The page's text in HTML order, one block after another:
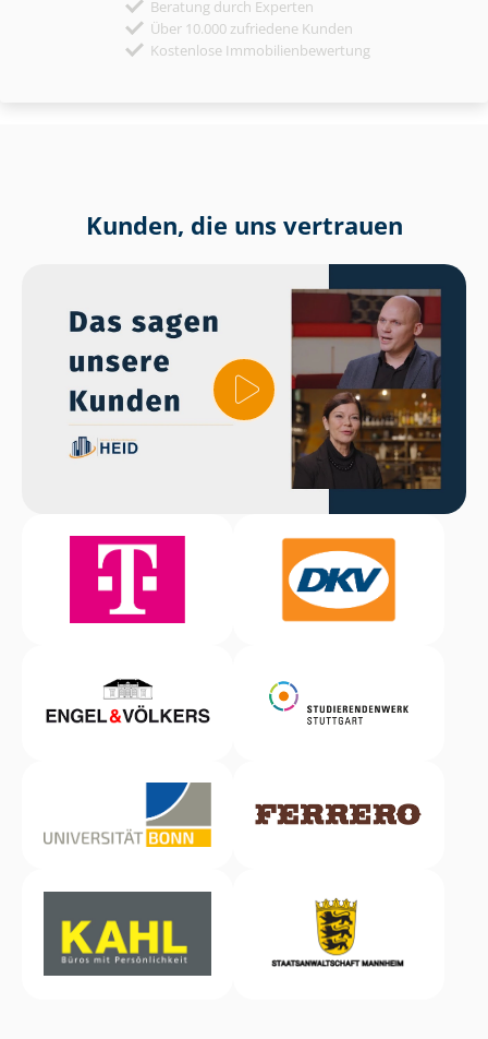
Beratung durch Experten
Über 10.000 zufriedene Kunden
Kostenlose Immobilienbewertung
Kunden, die uns vertrauen